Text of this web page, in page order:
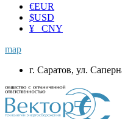
€EUR
$USD
¥ CNY
map
г. Саратов, ул.